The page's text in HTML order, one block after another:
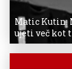
Matic Kutin:
ujeti več kot